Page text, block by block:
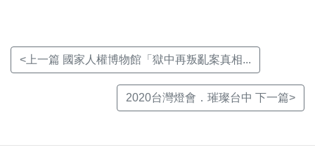
<上一篇 國家人權博物館「獄中再叛亂案真相...
2020台灣燈會．璀璨台中 下一篇>